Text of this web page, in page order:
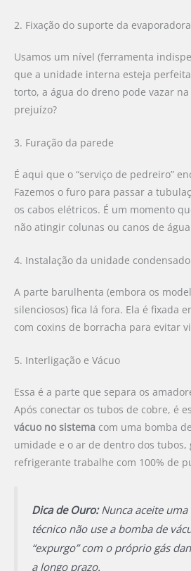
2. Fixação do suporte da evaporadora
Usamos um nível (ferramenta
que a unidade interna esteja
torto, a água do dreno pode vazar
prejuízo?
3. Furação da parede
É aqui que o “serviço de pedreiro”
Fazemos o furo para passar a
os cabos elétricos. É um momento
não atingir colunas ou canos de
4. Instalação da unidade
A parte barulhenta (embora os
silenciosos) fica lá fora. Ela é fixada
com coxins de borracha para evitar
5. Interligação e Vácuo
Essa é a parte que separa os
Após conectar os tubos de cobre, é
vácuo no sistema com uma bomba
umidade e o ar de dentro dos tubos,
refrigerante trabalhe com 100% de
Dica de Ouro:Nunca aceite uma
técnico não use a bomba de
“expurgo” com o próprio gás
a longo prazo.